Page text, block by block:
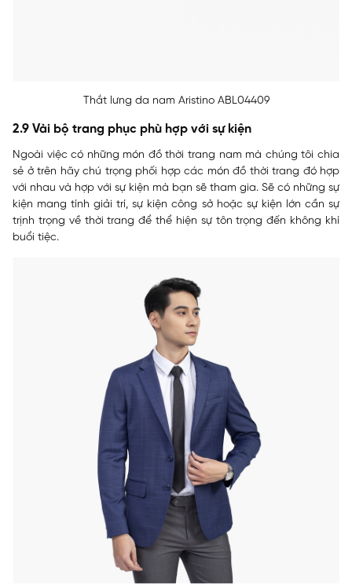
Thắt lưng da nam Aristino ABL04409
2.9 Vài bộ trang phục phù hợp với sự kiện
Ngoài việc có những món đồ thời trang nam mà chúng tôi chia
sẻ ở trên hãy chú trọng phối hợp các món đồ thời trang đó hợp
với nhau và hợp với sự kiện mà bạn sẽ tham gia. Sẽ có những sự
kiện mang tính giải trí, sự kiện công sở hoặc sự kiện lớn cần sự
trịnh trọng về thời trang để thể hiện sự tôn trọng đến không khí
buổi tiệc.